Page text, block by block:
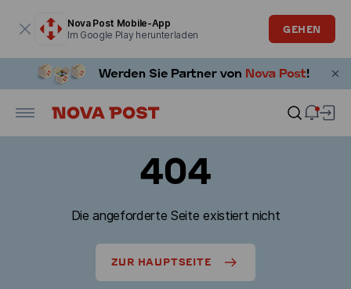
Nova Post Mobile-App
Im Google Play herunterladen
GEHEN
404
Die angeforderte Seite existiert nicht
ZUR HAUPTSEITE